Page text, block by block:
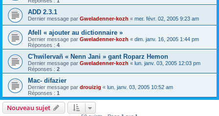
ADD 2.3.1
Dernier message par Gweladenner-kozh « mer. févr. 02, 2005 9:23 am
Afell « ajouter au dictionnaire »
Dernier message par Gweladenner-kozh « dim. janv. 16, 2005 1:44 pm
Réponses : 4
C'hwilervañ « Nenn Jani » gant Roparz Hemon
Dernier message par Gweladenner-kozh « lun. janv. 03, 2005 12:03 pm
Réponses : 2
Mac- difazier
Dernier message par drouizig « lun. janv. 03, 2005 10:52 am
Réponses : 1
Nouveau sujet